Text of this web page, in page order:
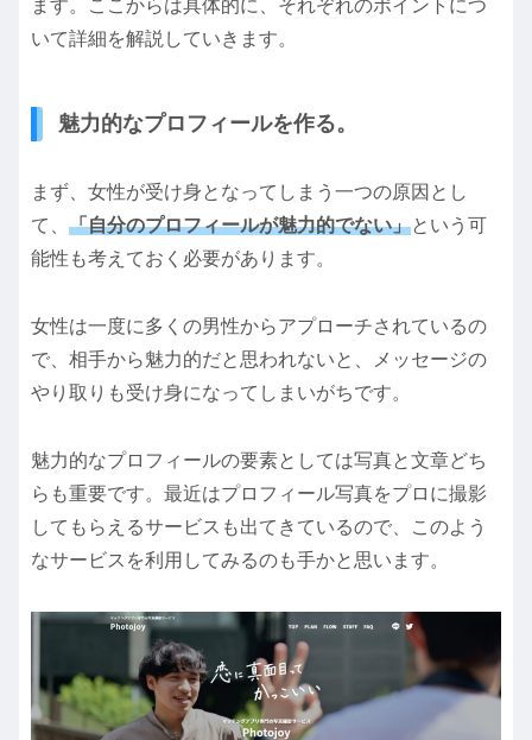
ます。ここからは具体的に、それぞれのポイントにつ
いて詳細を解説していきます。
魅力的なプロフィールを作る。
まず、女性が受け身となってしまう一つの原因とし
て、 「自分のプロフィールが魅力的でない」という可
能性も考えておく必要があります。
女性は一度に多くの男性からアプローチされているの
で、相手から魅力的だと思われないと、メッセージの
やり取りも受け身になってしまいがちです。
魅力的なプロフィールの要素としては写真と文章どち
らも重要です。最近はプロフィール写真をプロに撮影
してもらえるサービスも出てきているので、このよう
なサービスを利用してみるのも手かと思います。